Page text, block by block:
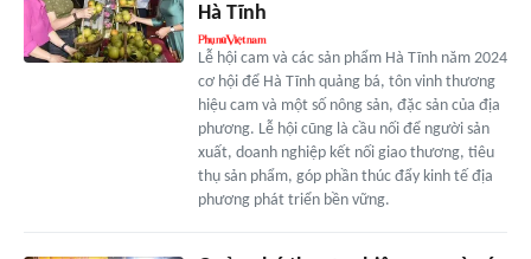
Hà Tĩnh
Lễ hội cam và các sản phẩm Hà Tĩnh năm 2024
cơ hội để Hà Tĩnh quảng bá, tôn vinh thương
hiệu cam và một số nông sản, đặc sản của địa
phương. Lễ hội cũng là cầu nối để người sản
xuất, doanh nghiệp kết nối giao thương, tiêu
thụ sản phẩm, góp phần thúc đẩy kinh tế địa
phương phát triển bền vững.